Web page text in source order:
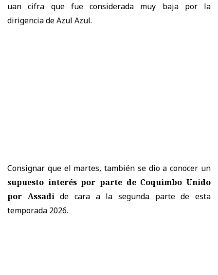
uan cifra que fue considerada muy baja por la
dirigencia de Azul Azul.
Consignar que el martes, también se dio a conocer un
supuesto interés por parte de Coquimbo Unido
por Assadide cara a la segunda parte de esta
temporada 2026.